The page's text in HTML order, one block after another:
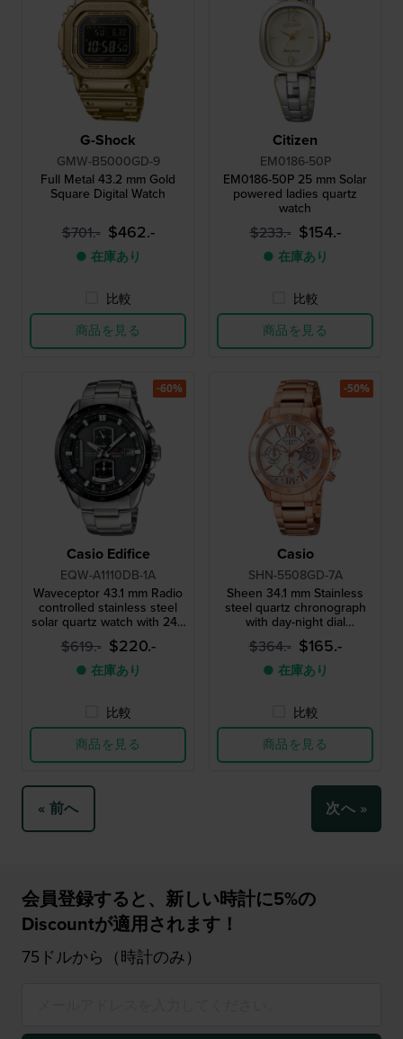
G-Shock
GMW-B5000GD-9
Full Metal 43.2 mm Gold
Square Digital Watch
$701.- $462.-
● 在庫あり
比較
商品を見る
Citizen
EM0186-50P
EM0186-50P 25 mm Solar
powered ladies quartz
watch
$233.- $154.-
● 在庫あり
比較
商品を見る
Casio Edifice
EQW-A1110DB-1A
Waveceptor 43.1 mm Radio
controlled stainless steel
solar quartz watch with 24h
indicator
$619.- $220.-
● 在庫あり
比較
商品を見る
-60%
Casio
SHN-5508GD-7A
Sheen 34.1 mm Stainless
steel quartz chronograph
with day-night dial
andcrystals
$364.- $165.-
● 在庫あり
比較
商品を見る
-50%
« 前へ 次へ »
会員登録すると、新しい時計に5%の
Discountが適用されます！
75ドルから（時計のみ）